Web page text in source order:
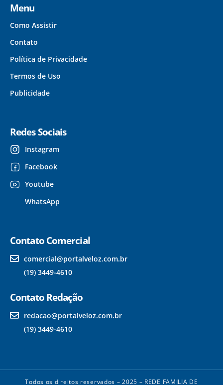
Menu
Como Assistir
Contato
Política de Privacidade
Termos de Uso
Publicidade
Redes Sociais
Instagram
Facebook
Youtube
WhatsApp
Contato Comercial
comercial@portalveloz.com.br
(19) 3449-4610
Contato Redação
redacao@portalveloz.com.br
(19) 3449-4610
Todos os direitos reservados – 2025 – REDE FAMILIA DE